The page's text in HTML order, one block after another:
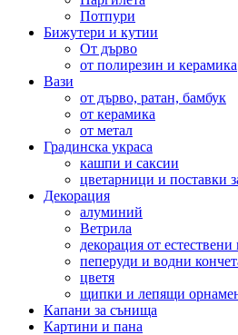
Потпури
Бижутери и кутии
От дърво
от полирезин и керамика
Вази
от дърво, ратан, бамбук
от керамика
от метал
Градинска украса
кашпи и саксии
цветарници и поставки
Декорация
алуминий
Ветрила
декорация от
пеперуди и водни
цветя
щипки и лепящи
Капани за сънища
Картини и пана